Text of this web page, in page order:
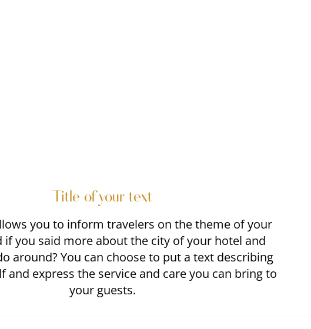
Title of your text
you to inform travelers on the theme of your
if you said more about the city of your hotel and
around? You can choose to put a text describing
and express the service and care you can bring to
your guests.